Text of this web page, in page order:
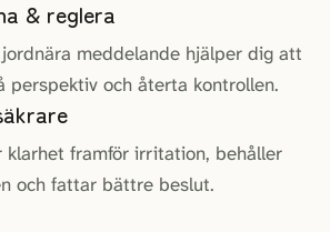
& reglera
meddelande hjälper dig att
perspektiv och återta kontrollen.
klarhet framför irritation, behåller
och fattar bättre beslut.